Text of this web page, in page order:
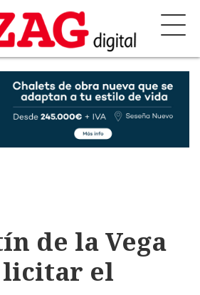
de la Vega
licitar el